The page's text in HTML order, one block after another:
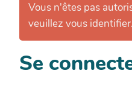
Vous n'êtes pas
veuillez vous identifier.
Se